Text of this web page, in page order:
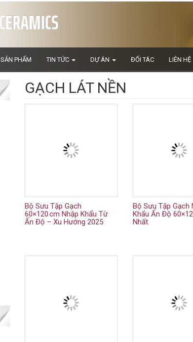
SẢN PHẨM TIN TỨC DỰ ÁN ĐỐI TÁC LIÊN HỆ
GẠCH LÁT NỀN
Bộ Sưu Tập Gạch
60×120 cm Nhập Khẩu Từ
Ấn Độ – Xu Hướng 2025
Bộ Sưu Tập Gạch
Khẩu Ấn Độ
Nhất